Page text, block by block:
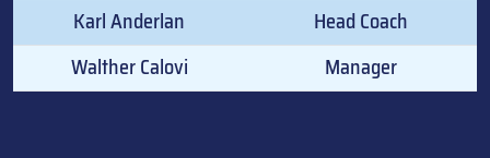
Karl Anderlan
Head Coach
Walther Calovi
Manager